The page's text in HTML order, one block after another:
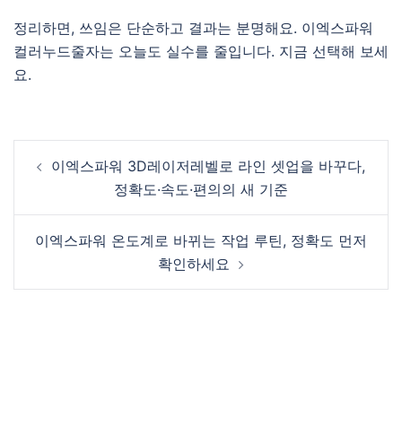
정리하면, 쓰임은 단순하고 결과는 분명해요. 이엑스파워
컬러누드줄자는 오늘도 실수를 줄입니다. 지금 선택해 보세
요.
navigation
이엑스파워 3D레이저레벨로 라인 셋업을 바꾸다,
정확도·속도·편의의 새 기준
이엑스파워 온도계로 바뀌는 작업 루틴, 정확도 먼저
확인하세요